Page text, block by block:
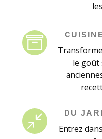

le goût
/ DU
Entrez